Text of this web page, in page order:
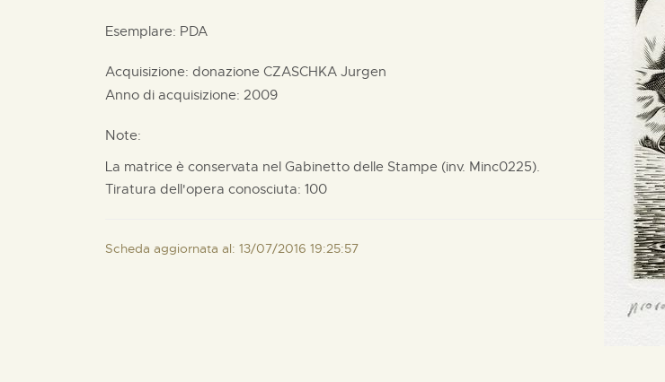
Esemplare: PDA
Acquisizione: donazione CZASCHKA Jurgen
Anno di acquisizione: 2009
Note:
La matrice è conservata nel Gabinetto delle Stampe (inv. Minc0225).
Tiratura dell'opera conosciuta: 100
Scheda aggiornata al: 13/07/2016 19:25:57